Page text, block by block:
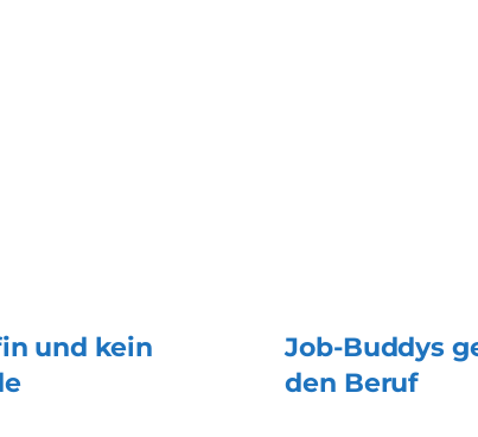
und kein
Job-Buddys
den Beruf